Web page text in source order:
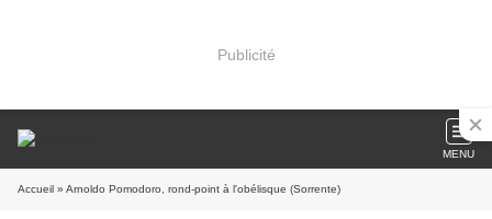
Publicité
MENU
Accueil » Arnoldo Pomodoro, rond-point à l'obélisque (Sorrente)